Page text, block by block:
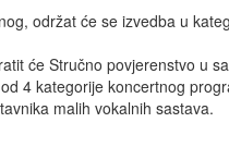
održat će se izvedba u
će Stručno povjerenstvo u
4 kategorije koncertnog
malih vokalnih sastava.